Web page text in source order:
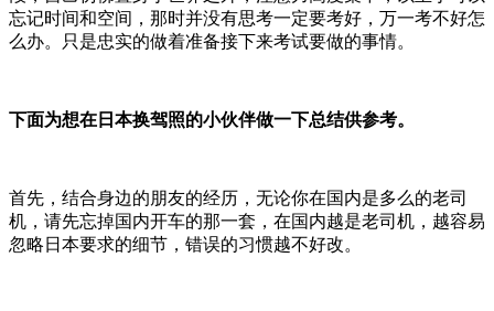
忘记时间和空间，那时并没有思考一定要考好，万一考不好怎
么办。只是忠实的做着准备接下来考试要做的事情。
下面为想在日本换驾照的小伙伴做一下总结供参考。
首先，结合身边的朋友的经历，无论你在国内是多么的老司
机，请先忘掉国内开车的那一套，在国内越是老司机，越容易
忽略日本要求的细节，错误的习惯越不好改。